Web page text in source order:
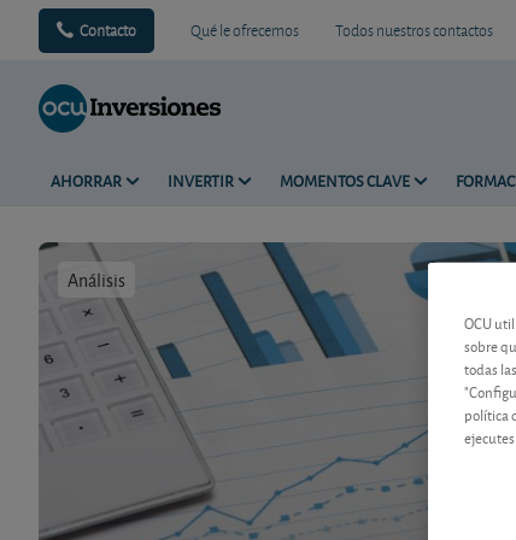
Contacto Qué le ofrecemos Todos nuestros contactos
AHORRAR INVERTIR MOMENTOS CLAVE
Análisis
OCU
sobre
todas
política